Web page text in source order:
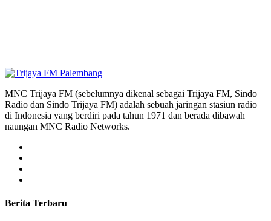
MNC Trijaya FM (sebelumnya dikenal sebagai Trijaya FM, Sindo
Radio dan Sindo Trijaya FM) adalah sebuah jaringan stasiun radio
di Indonesia yang berdiri pada tahun 1971 dan berada dibawah
naungan MNC Radio Networks.
Berita Terbaru